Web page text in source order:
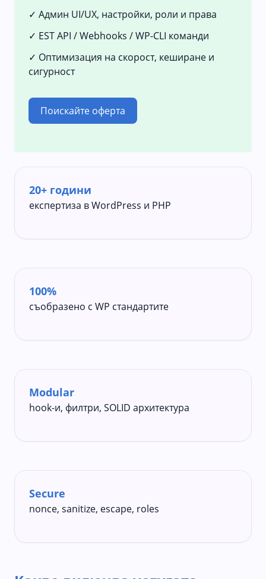
✓ Админ UI/UX, настройки, роли и права
✓ EST API / Webhooks / WP-CLI команди
✓ Оптимизация на скорост, кеширане и
сигурност
Поискайте оферта
20+ години
експертиза в WordPress и PHP
100%
съобразено с WP стандартите
Modular
hook-и, филтри, SOLID архитектура
Secure
nonce, sanitize, escape, roles